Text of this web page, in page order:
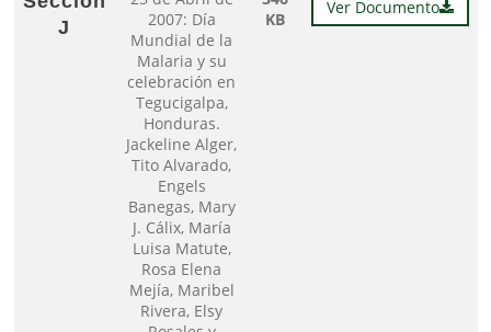
J
2007: Día
Mundial de la
Malaria y su
celebración en
Tegucigalpa,
Honduras.
Jackeline Alger,
Tito Alvarado,
Engels
Banegas, Mary
J. Cálix, María
Luisa Matute,
Rosa Elena
Mejía, Maribel
Rivera, Elsy
KB
Ver Documento